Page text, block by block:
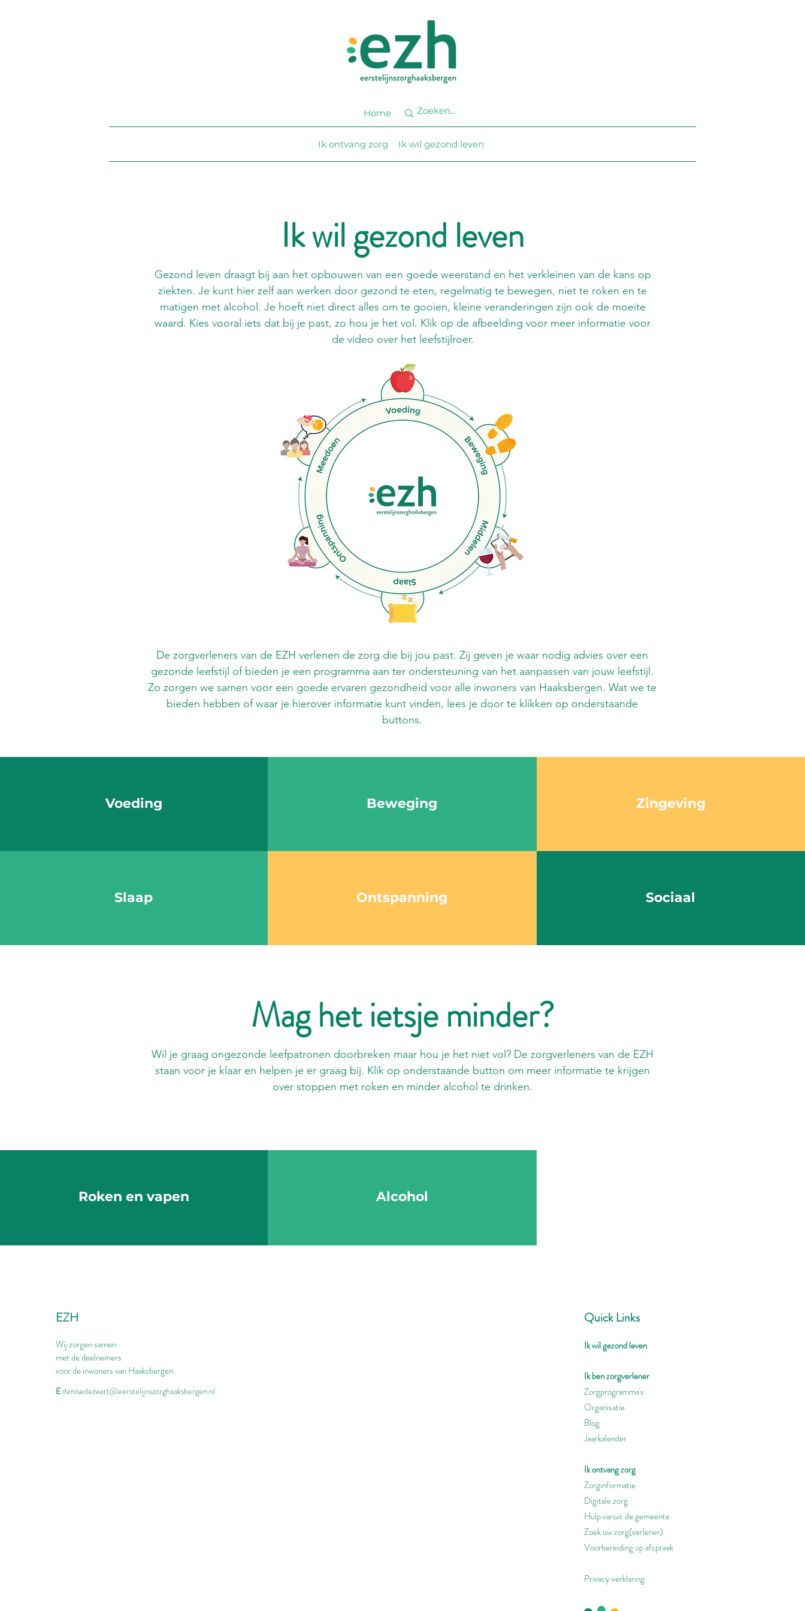
Home
Ik ontvang zorg Ik wil gezond leven
Ik wil gezond leven
Gezond leven draagt bij aan het opbouwen van een goede weerstand en het verkleinen van de kans op
ziekten. Je kunt hier zelf aan werken door gezond te eten, regelmatig te bewegen, niet te roken en te
matigen met alcohol. Je hoeft niet direct alles om te gooien, kleine veranderingen zijn ook de moeite
waard. Kies vooral iets dat bij je past, zo hou je het vol. Klik op de afbeelding voor meer informatie voor
de video over het leefstijlroer.
De zorgverleners van de EZH verlenen de zorg die bij jou past. Zij geven je waar nodig advies over een
gezonde leefstijl of bieden je een programma aan ter ondersteuning van het aanpassen van jouw leefstijl.
Zo zorgen we samen voor een goede ervaren gezondheid voor alle inwoners van Haaksbergen. Wat we te
bieden hebben of waar je hierover informatie kunt vinden, lees je door te klikken op onderstaande
buttons.
Voeding Beweging Zingeving
Slaap Ontspanning Sociaal
Mag het ietsje minder?
Wil je graag ongezonde leefpatronen doorbreken maar hou je het niet vol? De zorgverleners van de EZH
staan voor je klaar en helpen je er graag bij. Klik op onderstaande button om meer informatie te krijgen
over stoppen met roken en minder alcohol te drinken.
Roken en vapen Alcohol
EZH
Wij zorgen samen
met de deelnemers
voor de inwoners van Haaksbergen.
Edenisedezwart@eerstelijnszorghaaksbergen.nl
Quick Links
Ik wil gezond leven
Ik ben zorgverlener
Zorgprogramma's
Organisatie
Blog
Jaarkalender
Ik ontvang zorg
Zorginformatie
Digitale zorg
Hulp vanuit de gemeente
Zoek uw zorg(verlener)
Voorbereiding op afspraak
Privacy verklaring